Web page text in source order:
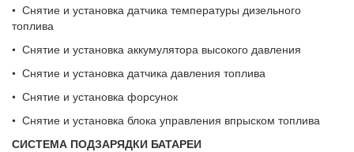
• Снятие и установка датчика температуры дизельного
топлива
• Снятие и установка аккумулятора высокого давления
• Снятие и установка датчика давления топлива
• Снятие и установка форсунок
• Снятие и установка блока управления впрыском топлива
СИСТЕМА ПОДЗАРЯДКИ БАТАРЕИ